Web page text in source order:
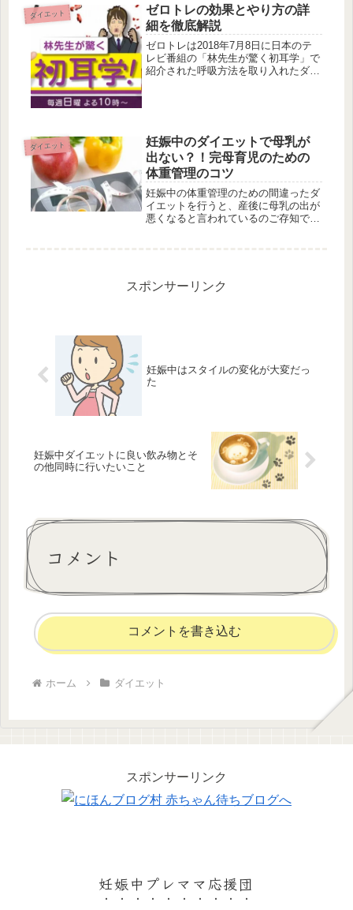
ても食べずにはいられない・・・今回
はそんな悩みを持っている妊婦さんの
ため...
ダイエット
ゼロトレの効果とやり方の詳
細を徹底解説
ゼロトレは2018年7月8日に日本のテ
レビ番組の「林先生が驚く初耳学」で
紹介された呼吸方法を取り入れたダイ
ダイエット
妊娠中のダイエットで母乳が
出ない？！完母育児のための
体重管理のコツ
妊娠中の体重管理のための間違ったダ
イエットを行うと、産後に母乳の出が
悪くなると言われているのご存知です
産...
スポンサーリンク
妊娠中はスタイルの変化が大変だっ
た
妊娠中ダイエットに良い飲み物とそ
の他同時に行いたいこと
コメント
コメントを書き込む
ホーム ダイエット
スポンサーリンク
妊娠中プレママ応援団